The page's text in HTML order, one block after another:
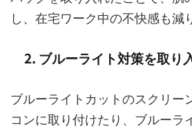
し、在宅ワーク中の不快感も減
2. ブルーライト対策を取り
ブルーライトカットのスクリー
コンに取り付けたり、ブルーラ